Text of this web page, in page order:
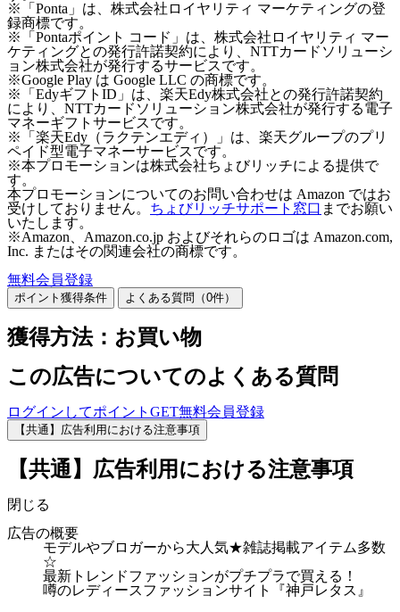
※「Ponta」は、株式会社ロイヤリティ マーケティングの登
録商標です。
※「Pontaポイント コード」は、株式会社ロイヤリティ マー
ケティングとの発行許諾契約により、NTTカードソリューシ
ョン株式会社が発行するサービスです。
※Google Play は Google LLC の商標です。
※「EdyギフトID」は、楽天Edy株式会社との発行許諾契約
により、NTTカードソリューション株式会社が発行する電子
マネーギフトサービスです。
※「楽天Edy（ラクテンエディ）」は、楽天グループのプリ
ペイド型電子マネーサービスです。
※本プロモーションは株式会社ちょびリッチによる提供で
す。
本プロモーションについてのお問い合わせは Amazon ではお
受けしておりません。 ちょびリッチサポート窓口 までお願い
いたします。
※Amazon、Amazon.co.jp およびそれらのロゴは Amazon.com,
Inc. またはその関連会社の商標です。
無料会員登録
ポイント獲得条件 よくある質問（0件）
獲得方法：お買い物
この広告についてのよくある質問
ログインしてポイントGET無料会員登録
【共通】広告利用における注意事項
【共通】広告利用における注意事項
閉じる
広告の概要
モデルやブロガーから大人気★雑誌掲載アイテム多数
☆
最新トレンドファッションがプチプラで買える！
噂のレディースファッションサイト『神戸レタス』